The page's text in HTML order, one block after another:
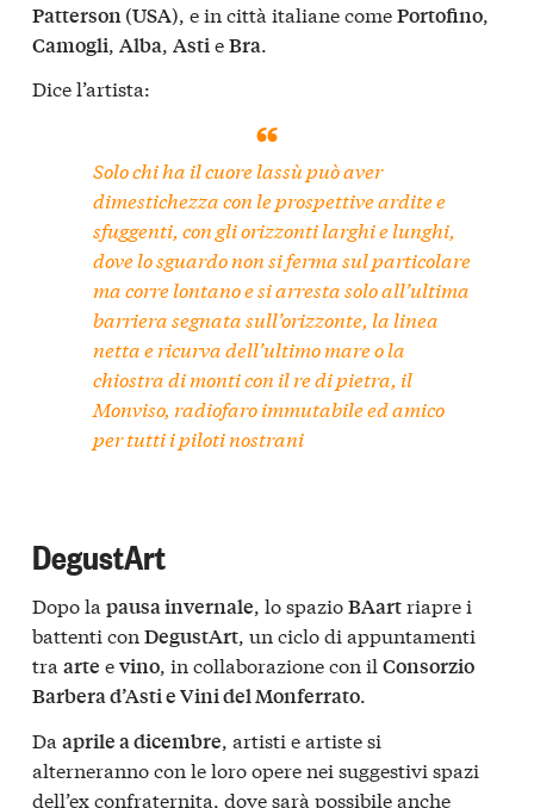
Patterson (USA), e in città italiane comePortofino,
Camogli, Alba, AstieBra.
Dice l’artista:
Solo chi ha il cuore lassù può aver
dimestichezza con le prospettive ardite e
sfuggenti, con gli orizzonti larghi e lunghi,
dove lo sguardo non si ferma sul particolare
ma corre lontano e si arresta solo all’ultima
barriera segnata sull’orizzonte, la linea
netta e ricurva dell’ultimo mare o la
chiostra di monti con il re di pietra, il
Monviso, radiofaro immutabile ed amico
per tutti i piloti nostrani
DegustArt
Dopo la pausa invernale, lo spazioBAartriapre i
battenti con DegustArt, un ciclo di appuntamenti
tra arte evino, in collaborazione con il Consorzio
Barbera d’Asti e Vini del Monferrato.
Da aprile a dicembre, artisti e artiste si
alterneranno con le loro opere nei suggestivi spazi
dell’ex confraternita, dove sarà possibile anche